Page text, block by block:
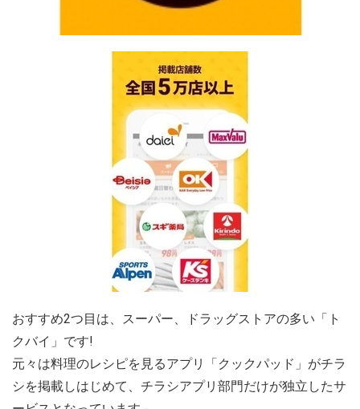
おすすめ2つ目は、スーパー、ドラッグストアの多い「ト
クバイ」です!
元々は料理のレシピを見るアプリ「クックパッド」がチラ
シを掲載しはじめて、チラシアプリ部門だけが独立したサ